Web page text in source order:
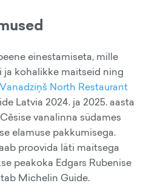
einestamiseta, mille
ja kohalikke maitseid ning
Vanadziņš North Restaurant
Latvia 2024. ja 2025. aasta
vanalinna südames
elamuse pakkumisega.
proovida läti maitsega
peakoka Edgars Rubenise
Michelin Guide.